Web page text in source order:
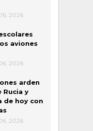
2026
aviones
2026
arden
Rucia y
de hoy con
2026